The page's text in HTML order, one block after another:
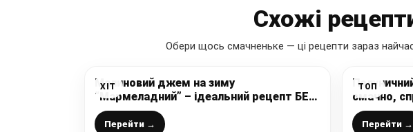
Схожі
Обери щось смачненьке — ці рецепти зараз
ХІТ
Малиновий джем на зиму
“Мармеладний” – ідеальний рецепт БЕЗ
загусників, використовую для прошарку
в тортиках – просто супер
Перейти →
ТОП
смачно,
Перейти →